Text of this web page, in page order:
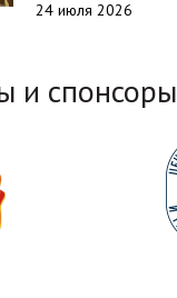
24 июля 2026
и спонсоры